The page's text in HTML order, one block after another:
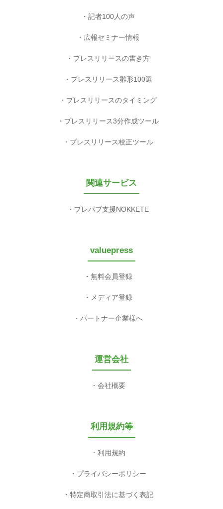
記者100人の声
広報セミナー情報
プレスリリースの書き方
プレスリリース雛形100選
プレスリリースのタイミング
プレスリリース3分作成ツール
プレスリリース校正ツール
関連サービス
プレパブ支援NOKKETE
valuepress
無料会員登録
メディア登録
パートナー企業様へ
運営会社
会社概要
利用規約等
利用規約
プライバシーポリシー
特定商取引法に基づく表記